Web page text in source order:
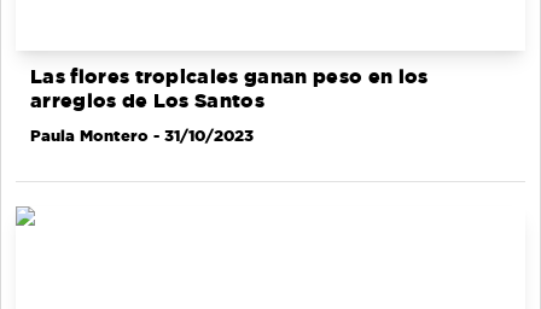
Las flores tropicales ganan peso en los
arreglos de Los Santos
Paula Montero - 31/10/2023